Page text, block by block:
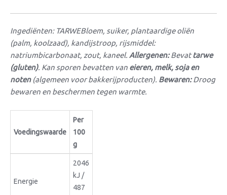
Ingediënten: TARWEBloem, suiker, plantaardige oliën
(palm, koolzaad), kandijstroop, rijsmiddel:
natriumbicarbonaat, zout, kaneel. Allergenen:Bevattarwe
(gluten). Kan sporen bevatten van eieren, melk, soja en
noten(algemeen voor bakkerijproducten). Bewaren:Droog
bewaren en beschermen tegen warmte.
Voedingswaarde
Per
100
g
Energie
2046
kJ /
487